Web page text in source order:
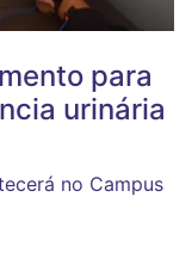
para
urinária
no Campus